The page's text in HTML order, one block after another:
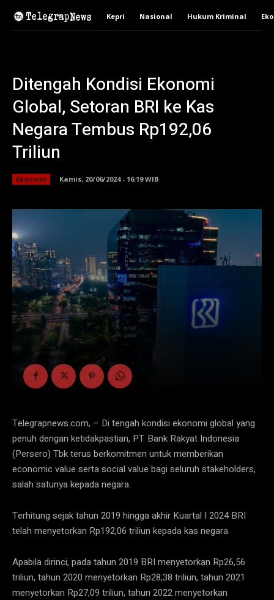
Kepri Nasional Hukum Kriminal
Ditengah Kondisi Ekonomi
Global, Setoran BRI ke Kas
Negara Tembus Rp192,06
Triliun
Ekonomi Kamis, 20/06/2024 - 16:19 WIB
Telegrapnews.com, – Di tengah kondisi ekonomi global yang
penuh dengan ketidakpastian, PT. Bank Rakyat Indonesia
(Persero) Tbk terus berkomitmen untuk memberikan
economic value serta social value bagi seluruh stakeholders,
salah satunya kepada negara.
Terhitung sejak tahun 2019 hingga akhir Kuartal I 2024 BRI
telah menyetorkan Rp192,06 triliun kepada kas negara.
Apabila dirinci, pada tahun 2019 BRI menyetorkan Rp26,56
triliun, tahun 2020 menyetorkan Rp28,38 triliun, tahun 2021
menyetorkan Rp27,09 triliun, tahun 2022 menyetorkan